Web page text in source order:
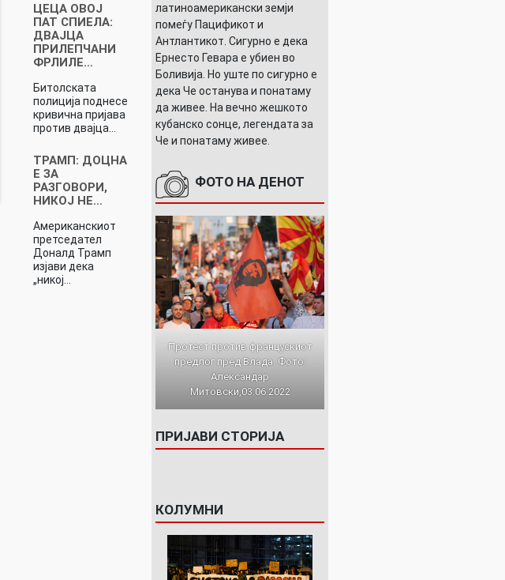
ЦЕЦА ОВОЈ
ПАТ СПИЕЛА:
ДВАЈЦА
ПРИЛЕПЧАНИ
ФРЛИЛЕ…
Битолската
полиција поднесе
кривична пријава
против двајца…
ТРАМП: ДОЦНА
Е ЗА
РАЗГОВОРИ,
НИКОЈ НЕ…
Американскиот
претседател
Доналд Трамп
изјави дека
„никој…
латиноамерикански земји
помеѓу Пацификот и
Антлантикот. Сигурно е дека
Ернесто Гевара е убиен во
Боливија. Но уште по сигурно е
дека Че останува и понатаму
да живее. На вечно жешкото
кубанско сонце, легендата за
Че и понатаму живее.
ФОТО НА ДЕНОТ
Протест против францускиот
предлог пред Влада. Фото:
Александар
Митовски,03.06.2022
ПРИЈАВИ СТОРИЈА
КОЛУМНИ